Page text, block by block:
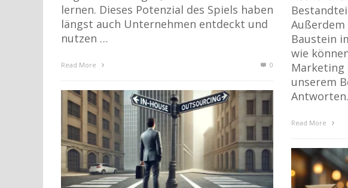
lernen. Dieses Potenzial des Spiels haben
längst auch Unternehmen entdeckt und
nutzen …
Read More 0
Außerdem
Baustein
wie
Marketing
unserem
Read More